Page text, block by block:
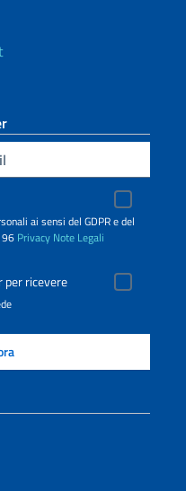
ai sensi del GDPR e del
Privacy Note Legali
per ricevere